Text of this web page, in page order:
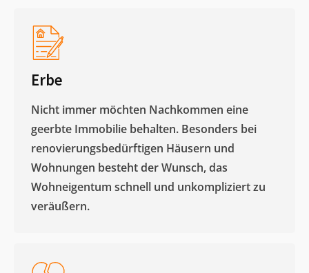
Erbe
Nicht immer möchten Nachkommen eine
geerbte Immobilie behalten. Besonders bei
renovierungsbedürftigen Häusern und
Wohnungen besteht der Wunsch, das
Wohneigentum schnell und unkompliziert zu
veräußern. ​